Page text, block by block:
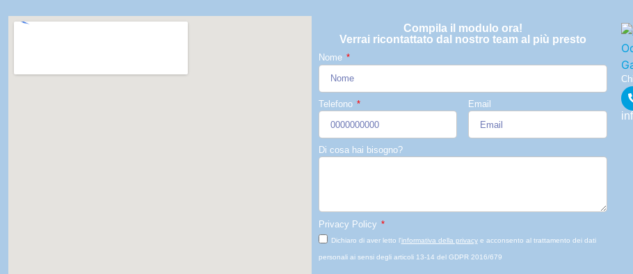
Compila il modulo ora!
Verrai ricontattato dal nostro team al più presto
Nome
Telefono Email
Di cosa hai bisogno?
Privacy Policy
Dichiaro di aver letto l'informativa della privacye acconsento al trattamento dei dati
personali ai sensi degli articoli 13-14 del GDPR 2016/679